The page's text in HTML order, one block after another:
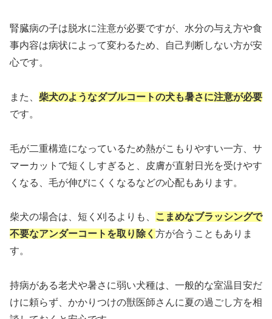
腎臓病の子は脱水に注意が必要ですが、水分の与え方や食
事内容は病状によって変わるため、自己判断しない方が安
心です。
また、 柴犬のようなダブルコートの犬も暑さに注意が必要
です。
毛が二重構造になっているため熱がこもりやすい一方、サ
マーカットで短くしすぎると、皮膚が直射日光を受けやす
くなる、毛が伸びにくくなるなどの心配もあります。
柴犬の場合は、短く刈るよりも、
こまめなブラッシングで
不要なアンダーコートを取り除く 方が合うこともありま
す。
持病がある老犬や暑さに弱い犬種は、一般的な室温目安だ
けに頼らず、かかりつけの獣医師さんに夏の過ごし方を相